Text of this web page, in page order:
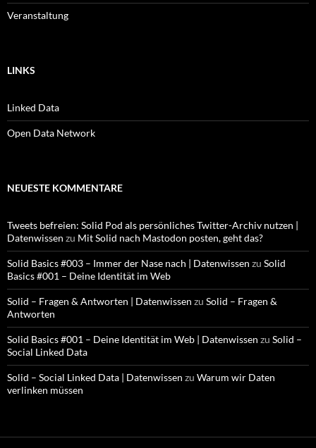
Veranstaltung
LINKS
Linked Data
Open Data Network
NEUESTE KOMMENTARE
Tweets befreien: Solid Pod als persönliches Twitter-Archiv nutzen |
Datenwissen zu Mit Solid nach Mastodon posten, geht das?
Solid Basics #003 – Immer der Nase nach | Datenwissen zu Solid
Basics #001 – Deine Identität im Web
Solid – Fragen & Antworten | Datenwissen zu Solid – Fragen &
Antworten
Solid Basics #001 – Deine Identität im Web | Datenwissen zu Solid –
Social Linked Data
Solid – Social Linked Data | Datenwissen zu Warum wir Daten
verlinken müssen